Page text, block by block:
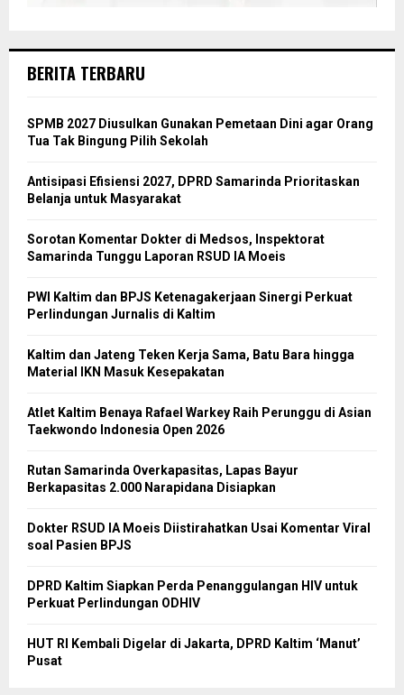
BERITA TERBARU
SPMB 2027 Diusulkan Gunakan Pemetaan Dini agar Orang
Tua Tak Bingung Pilih Sekolah
Antisipasi Efisiensi 2027, DPRD Samarinda Prioritaskan
Belanja untuk Masyarakat
Sorotan Komentar Dokter di Medsos, Inspektorat
Samarinda Tunggu Laporan RSUD IA Moeis
PWI Kaltim dan BPJS Ketenagakerjaan Sinergi Perkuat
Perlindungan Jurnalis di Kaltim
Kaltim dan Jateng Teken Kerja Sama, Batu Bara hingga
Material IKN Masuk Kesepakatan
Atlet Kaltim Benaya Rafael Warkey Raih Perunggu di Asian
Taekwondo Indonesia Open 2026
Rutan Samarinda Overkapasitas, Lapas Bayur
Berkapasitas 2.000 Narapidana Disiapkan
Dokter RSUD IA Moeis Diistirahatkan Usai Komentar Viral
soal Pasien BPJS
DPRD Kaltim Siapkan Perda Penanggulangan HIV untuk
Perkuat Perlindungan ODHIV
HUT RI Kembali Digelar di Jakarta, DPRD Kaltim ‘Manut’
Pusat